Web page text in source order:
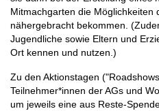
Mitmachgarten die Möglichkeiten
nähergebracht bekommen.
Jugendliche sowie Eltern und
Ort kennen und nutzen.)
Zu den Aktionstagen
Teilnehmer*innen der AGs und
um jeweils eine aus Reste-